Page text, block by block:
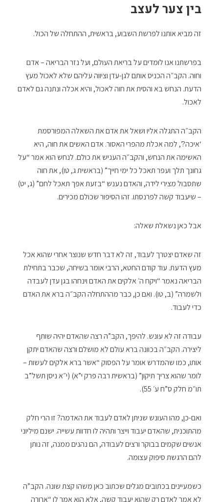
בין צער לעצב
זה מביא אותנו לפרשת השבוע, בראשית, ההתחלה של הכול.
בפרשתנו אנו לומדים על בריאת העולם, ועל נזר הבריאה – אדם
וחוה. הקב״ה הכניס אותם לגן-עדן וציווה עליהם שלא לאכול מעץ
הדעת. הנחש בא והסית את חוה לאכול, והיא אכלה ונתנה גם לאדם
לאכול.
הקב״ה התגלה אליו ושאל את אדם את השאלה המפורסמת
‘איכה?’, למה אכלת מהפרי האסור. אדם האשים את חוה, היא
האשימה את הנחש, והקב״ה העניש את כולם. לנחש הוא אמר “על
גחונך תלך ועפר תאכל כל ימי חייך” (בראשית ג, טו), את חוה
שתסבול מצירי לידה, והאדם נענש “בזעת אפך תאכל לחם” (ג, יט)
– שיעבוד קשה לפרנסתו. זהו הסיפור שכולם מכירים.
אבל כאן נשאלת שאלה:
זה שאדם יצטרך לעבוד, זה לא דבר חדש שנוצר אחרי שהוא אכל
מעץ הדעת. עוד קודם החטא, הרבי אומר בשיחה, שכבר בתחילת
הבריאה נאמר “ויקח ה׳ אלקים את האדם וינחהו בגן עדן לעבדה
ולשמרה” (ב, טו). ואם כן, כבר מההתחלה הקב״ה ברא את האדם
כדי לעבוד.
עבודה זה לא עונש. להיפך, הקב”ה רצה שהאדם יהיה שותף
ליצירה. הקב״ה בכוונה ברא עולם לא מושלם ורצה שהאדם יתקן
אותו, כמו שהמדרש אומר על הפסוק “אשר ברא אלקים לעשות –
לומר שהוא צריך תיקון” (בראשית רבה פרק י”א) (י״א ניסן תשל”ב
תו״מ חלק ס”ח ע׳ 55).
ואם-כן, מהו העונש שניתן לאדם לעבוד את האדמה? זו הרי חלק
מהתוכנית, שהאדם יעבוד וייצר ותהיה לו חדוות עשייה. ישנם מיליוני
אנשים שקמים בבוקר ורצים לעבודה, הם נהנים ממנה, זה נותן
להם הרגשת סיפוק עצומה.
כשמעיינים בכתובים מגלים שכתוב כאן משהו קצת שונה. הקב”ה
לא אמר לאדם רק שהוא יעבוד קשה, אלא הוא אמר לו “ארורה